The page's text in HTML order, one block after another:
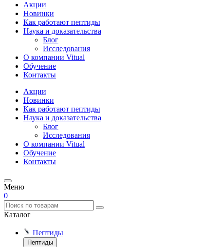
Акции
Новинки
Как работают пептиды
Наука и доказательства
Блог
Исследования
О компании Vitual
Обучение
Контакты
Акции
Новинки
Как работают пептиды
Наука и доказательства
Блог
Исследования
О компании Vitual
Обучение
Контакты
Меню
0
Каталог
Пептиды
Пептиды